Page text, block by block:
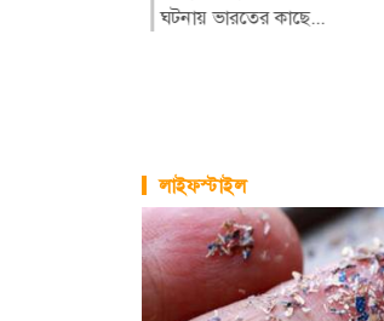
ঘটনায় ভারতের কাছে...
উলিপুরে জুলাই গণঅভ্যুত্থান
লাইফস্টাইল